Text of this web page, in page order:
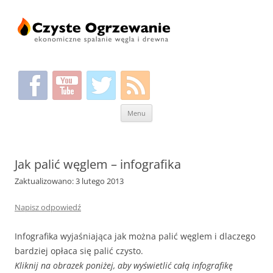
Menu
Jak palić węglem – infografika
Zaktualizowano: 3 lutego 2013
Napisz odpowiedź
Infografika wyjaśniająca jak można palić węglem i dlaczego
bardziej opłaca się palić czysto.
Kliknij na obrazek poniżej, aby wyświetlić całą infografikę